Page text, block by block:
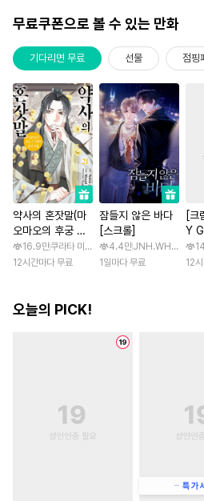
무료쿠폰으로 볼 수 있는 만화
기다리면 무료 선물 점핑
약사의 혼잣말(마
오마오의 후궁 수
수께끼 풀이수첩)
16.9만쿠라타 미노지 / 휴우가 나츠
12시간마다 무료
잠들지 않은 바다
[스크롤]
4.4만JNH.WH
1일마다 무료
[크
Y
키
롤]
12
오늘의 PICK!